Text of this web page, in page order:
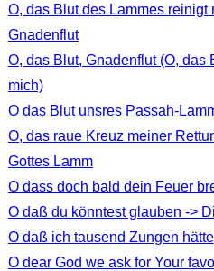
O, das Blut des Lammes reinigt
Gnadenflut
O, das Blut, Gnadenflut (O, das
mich)
O das Blut unsres Passah-
O, das raue Kreuz meiner
Gottes Lamm
O dass doch bald dein Feuer
O daß du könntest glauben ->
O daß ich tausend Zungen hätte
O dear God we ask for Your